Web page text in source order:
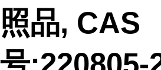
照品, CAS